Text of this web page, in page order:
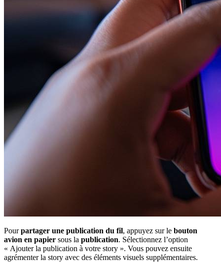
Pourpartager une publication du fil, appuyez sur le bouton
avion en papier sous la publication. Sélectionnez l’option
« Ajouter la publication à votre story ». Vous pouvez ensuite
agrémenter la story avec des éléments visuels supplémentaires.